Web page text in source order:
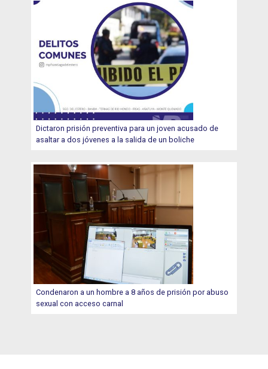
Dictaron prisión preventiva para un joven acusado de
asaltar a dos jóvenes a la salida de un boliche
Condenaron a un hombre a 8 años de prisión por abuso
sexual con acceso carnal